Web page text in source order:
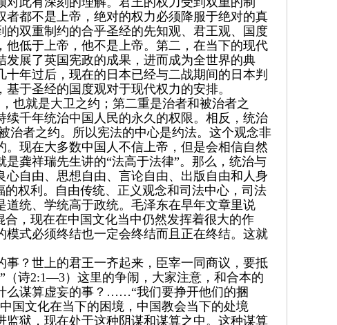
都不是上帝，绝对的权力必须降服于绝对的真
双重制约的合乎圣经的先知观、君王观、国度
低于上帝，他不是上帝。第二，在当下的现代
展了英国宪政的成果，进而成为全世界的典
年过后，现在的日本已经与二战期间的日本判
于圣经的国度观对于现代权力的安排。
也就是大卫之约；第二重是治者和被治者之
千年统治中国人民的永久的权限。相反，统治
治者之约。所以宪法的中心是约法。这个观念非
现在大多数中国人不信上帝，但是会相信自然
龚祥瑞先生讲的“法高于法律”。那么，统治与
自由、思想自由、言论自由、出版自由和人身
权利。自由传统、正义观念和司法中心，司法
统、学统高于政统。毛泽东在早年文章里说
，现在在中国文化当中仍然发挥着很大的作
式必须终结也一定会终结而且正在终结。这就
？世上的君王一齐起来，臣宰一同商议，要抵
诗2:1—3）这里的争闹，大家注意，和合本的
么谋算虚妄的事？……“我们要挣开他们的捆
国文化在当下的困境，中国教会当下的处境
狱，现在处于这种阴谋和谋算之中。这种谋算